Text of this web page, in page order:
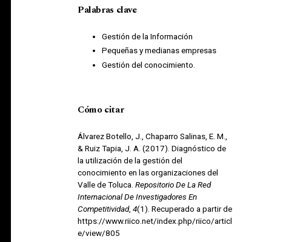
Palabras clave
Gestión de la Información
Pequeñas y medianas empresas
Gestión del conocimiento.
Cómo citar
Álvarez Botello, J., Chaparro Salinas, E. M.,
& Ruiz Tapia, J. A. (2017). Diagnóstico de
la utilización de la gestión del
conocimiento en las organizaciones del
Valle de Toluca. Repositorio De La Red
Internacional De Investigadores En
Competitividad, 4(1). Recuperado a partir de
https://www.riico.net/index.php/riico/articl
e/view/805